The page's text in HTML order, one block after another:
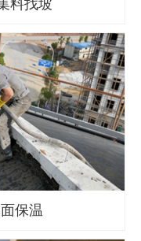
料找坡
保温